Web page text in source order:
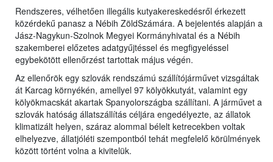
Rendszeres, vélhetően illegális kutyakereskedésről érkezett
közérdekű panasz a Nébih ZöldSzámára. A bejelentés alapján a
Jász-Nagykun-Szolnok Megyei Kormányhivatal és a Nébih
szakemberei előzetes adatgyűjtéssel és megfigyeléssel
egybekötött ellenőrzést tartottak május végén.
Az ellenőrök egy szlovák rendszámú szállítójárművet vizsgáltak
át Karcag környékén, amellyel 97 kölyökkutyát, valamint egy
kölyökmacskát akartak Spanyolországba szállítani. A járművet a
szlovák hatóság állatszállítás céljára engedélyezte, az állatok
klimatizált helyen, száraz alommal bélelt ketrecekben voltak
elhelyezve, állatjóléti szempontból tehát megfelelő körülmények
között történt volna a kivitelük.